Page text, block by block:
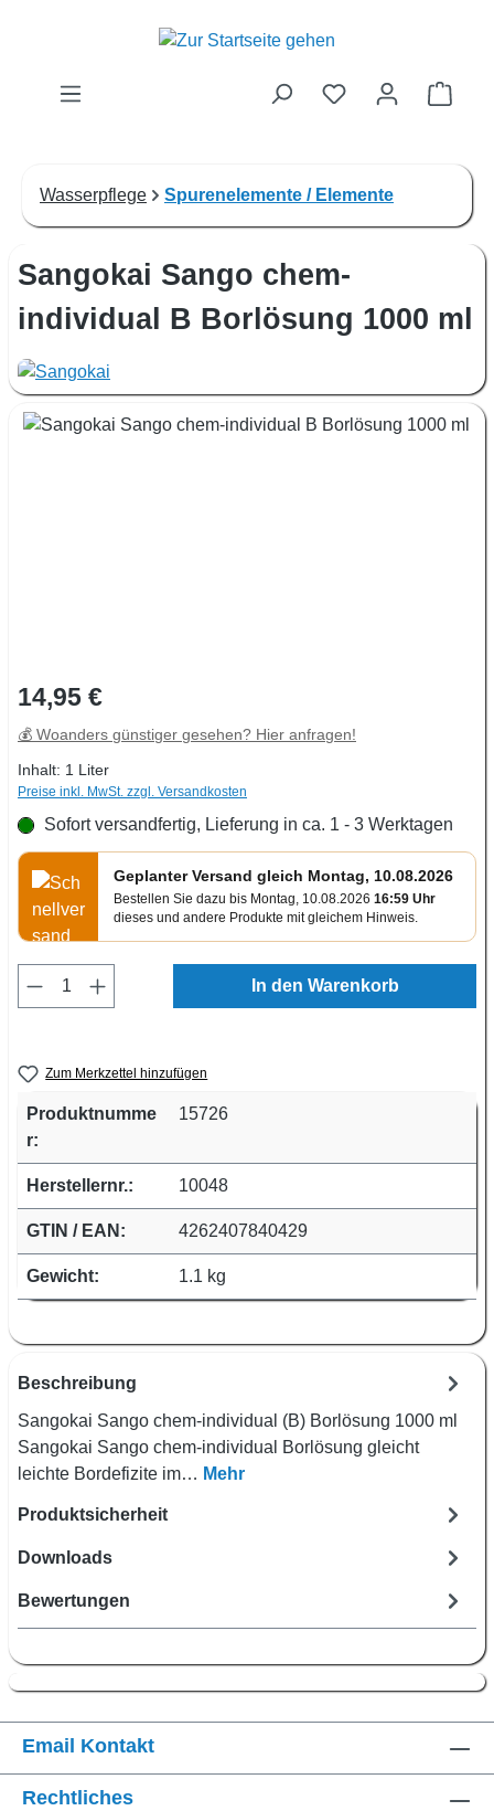
Zum Hauptinhalt springen
Wasserpflege Spurenelemente / Elemente
Sangokai Sango chem-
individual B Borlösung 1000 ml
Bildergalerie überspringen
Regulärer Preis:
14,95 €
💰 Woanders günstiger gesehen? Hier anfragen!
Inhalt: 1 Liter
Preise inkl. MwSt. zzgl. Versandkosten
Sofort versandfertig, Lieferung in ca. 1 - 3 Werktagen
Geplanter Versand gleich Montag, 10.08.2026
Bestellen Sie dazu bis Montag, 10.08.2026 16:59 Uhr
dieses und andere Produkte mit gleichem Hinweis.
Produkt Anzahl: Gib den gewünschten
In den Warenkorb
Zum Merkzettel hinzufügen
Produktnumme
r:
15726
Herstellernr.: 10048
GTIN / EAN: 4262407840429
Gewicht: 1.1 kg
Beschreibung
Sangokai Sango chem-individual (B) Borlösung 1000 ml
Sangokai Sango chem-individual Borlösung gleicht
leichte Bordefizite im… Mehr
Produktsicherheit
Downloads
Bewertungen
Email Kontakt
Rechtliches